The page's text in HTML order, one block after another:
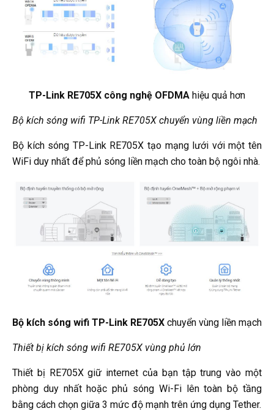
TP-Link RE705X công nghệ OFDMA hiệu quả hơn
Bộ kích sóng wifi TP-Link RE705X chuyển vùng liền mạch
Bộ kích sóng TP-Link RE705X tạo mạng lưới với một tên
WiFi duy nhất để phủ sóng liền mạch cho toàn bộ ngôi nhà.
Bộ kích sóng wifi TP-Link RE705X chuyển vùng liền mạch
Thiết bị kích sóng wifi RE705X vùng phủ lớn
Thiết bị RE705X giữ internet của bạn tập trung vào một
phòng duy nhất hoặc phủ sóng Wi-Fi lên toàn bộ tầng
bằng cách chọn giữa 3 mức độ mạnh trên ứng dụng Tether.